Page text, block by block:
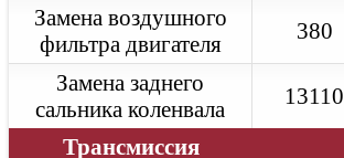
Замена воздушного
фильтра двигателя
380
Замена заднего
сальника коленвала
13110
Трансмиссия
Ремонт турбины
Jaguar XJ
Техническое обслуживание
Замена масла в двигателе
Замена масла в АКПП
Замена тормозных колодок
Замена ремня ГРМ